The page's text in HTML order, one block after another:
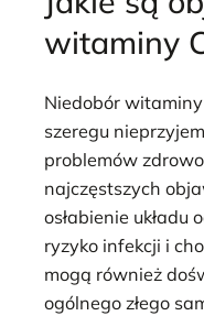
witaminy
Niedobór
szeregu
problemów
najczęstszych
osłabienie układu
ryzyko infekcji i
mogą również
ogólnego złego